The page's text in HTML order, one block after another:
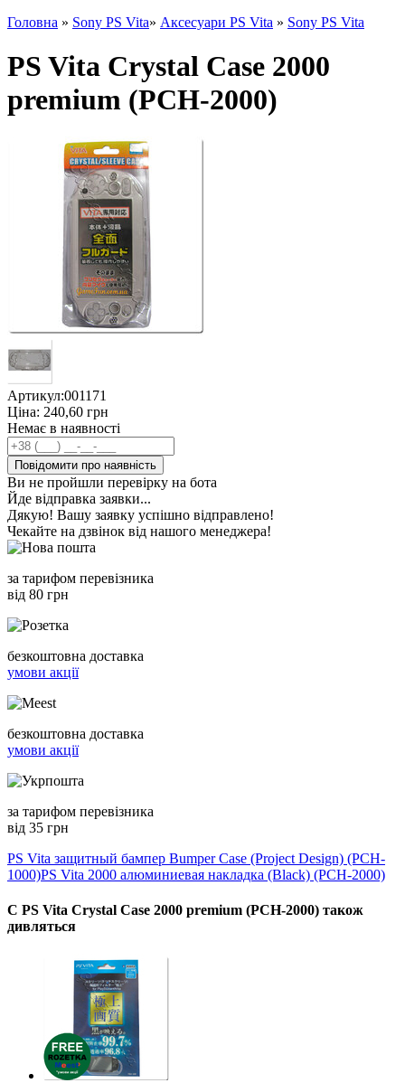
Головна » Sony PS Vita» Аксесуари PS Vita » Sony PS Vita
PS Vita Crystal Case 2000
premium (PCH-2000)
Артикул:001171
Ціна: 240,60 грн
Немає в наявності
Повідомити про наявність
Ви не пройшли перевірку на бота
Йде відправка заявки...
Дякую! Вашу заявку успішно відправлено!
Чекайте на дзвінок від нашого менеджера!
за тарифом перевізника
від 80 грн
безкоштовна доставка
умови акції
безкоштовна доставка
умови акції
за тарифом перевізника
від 35 грн
PS Vita защитный бампер Bumper Case (Project Design) (PCH-
1000)PS Vita 2000 алюминиевая накладка (Black) (PCH-2000)
С PS Vita Crystal Case 2000 premium (PCH-2000) також
дивляться